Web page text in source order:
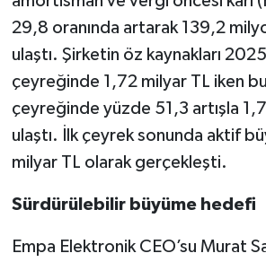
29,8 oranında artarak 139,2
ulaştı. Şirketin öz kaynakları
çeyreğinde 1,72 milyar TL iken bu
çeyreğinde yüzde 51,3 artışla
ulaştı. İlk çeyrek sonunda aktif
milyar TL olarak gerçekleşti.
Sürdürülebilir büyüme hedefi
Empa Elektronik CEO’su Murat